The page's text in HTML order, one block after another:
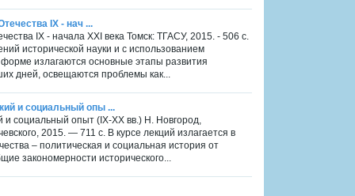
IX - нач ...
IX - начала XXI века Томск: ТГАСУ, 2015. - 506 с.
исторической науки и с использованием
излагаются основные этапы развития
дней, освещаются проблемы как...
и социальный опы ...
социальный опыт (IX-XX вв.) Н. Новгород,
2015. — 711 с. В курсе лекций излагается в
– политическая и социальная история от
закономерности исторического...